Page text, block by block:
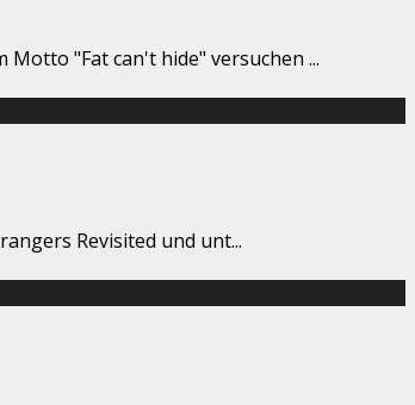
Motto "Fat can't hide" versuchen ...
Revisited und unt...